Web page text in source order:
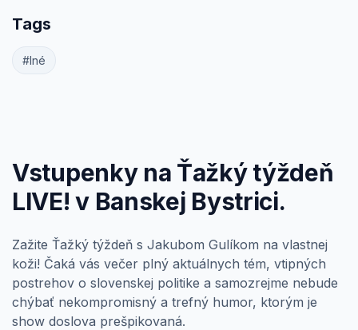
Tags
#Iné
Vstupenky na Ťažký týždeň
LIVE! v Banskej Bystrici.
Zažite Ťažký týždeň s Jakubom Gulíkom na vlastnej
koži! Čaká vás večer plný aktuálnych tém, vtipných
postrehov o slovenskej politike a samozrejme nebude
chýbať nekompromisný a trefný humor, ktorým je
show doslova prešpikovaná.